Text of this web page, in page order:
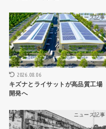
ニュース記事
2026.08.06
キズナとライサットが高品質工場
開発へ
ニュース記事